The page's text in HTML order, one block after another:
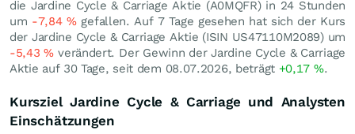
die Jardine Cycle & Carriage Aktie (A0MQFR) in 24 Stunden
um -7,84%gefallen. Auf 7 Tage gesehen hat sich der Kurs
der Jardine Cycle & Carriage Aktie (ISIN US47110M2089) um
-5,43% verändert. Der Gewinn der Jardine Cycle & Carriage
Aktie auf 30 Tage, seit dem 08.07.2026, beträgt +0,17 %.
Kursziel Jardine Cycle & Carriage und Analysten
Einschätzungen